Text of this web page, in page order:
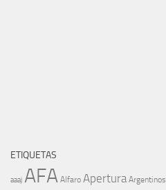
ETIQUETAS
aaaj AFA Alfaro Apertura Argentinos